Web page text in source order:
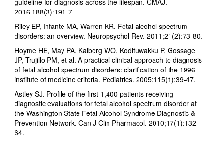
guideline for diagnosis across the lifespan. CMAJ.
2016;188(3):191-7.
Riley EP, Infante MA, Warren KR. Fetal alcohol spectrum
disorders: an overview. Neuropsychol Rev. 2011;21(2):73-80.
Hoyme HE, May PA, Kalberg WO, Kodituwakku P, Gossage
JP, Trujillo PM, et al. A practical clinical approach to diagnosis
of fetal alcohol spectrum disorders: clarification of the 1996
institute of medicine criteria. Pediatrics. 2005;115(1):39-47.
Astley SJ. Profile of the first 1,400 patients receiving
diagnostic evaluations for fetal alcohol spectrum disorder at
the Washington State Fetal Alcohol Syndrome Diagnostic &
Prevention Network. Can J Clin Pharmacol. 2010;17(1):132-
64.